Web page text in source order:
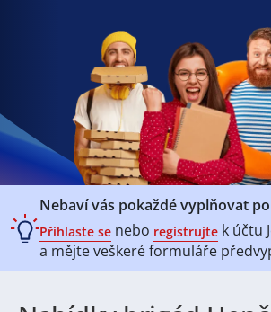
Nebaví vás pokaždé vyplňovat
Přihlaste se nebo registrujte k účtu
a mějte veškeréformuláře